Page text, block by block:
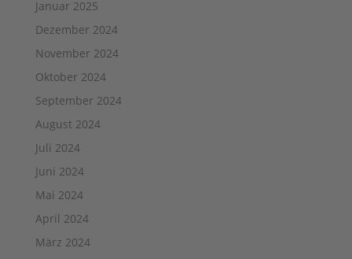
Januar 2025
Dezember 2024
November 2024
Oktober 2024
September 2024
August 2024
Juli 2024
Juni 2024
Mai 2024
April 2024
März 2024